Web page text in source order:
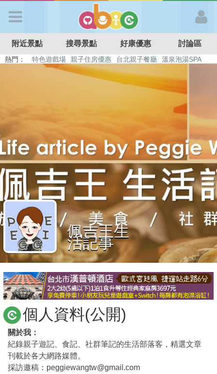
APP登入
好康優惠
最新消息
最新留言
商家合作
推薦景點
討論區
聯絡我們
APP下載
附近景點 搜尋景點 好康優惠 討論區
熱門： 特色遊戲場 親子住房優惠 台北親子餐廳
溫泉泡湯SPA
觀光工廠 DIY摘果 日本親子景點
佩吉王生
活記事
個人資料(公開)
關於我：
紀錄親子遊記、食記、社群筆記的生活部落客，精選文章
刊載於各大網路媒體。
採訪邀稿：peggiewangtw@gmail.com